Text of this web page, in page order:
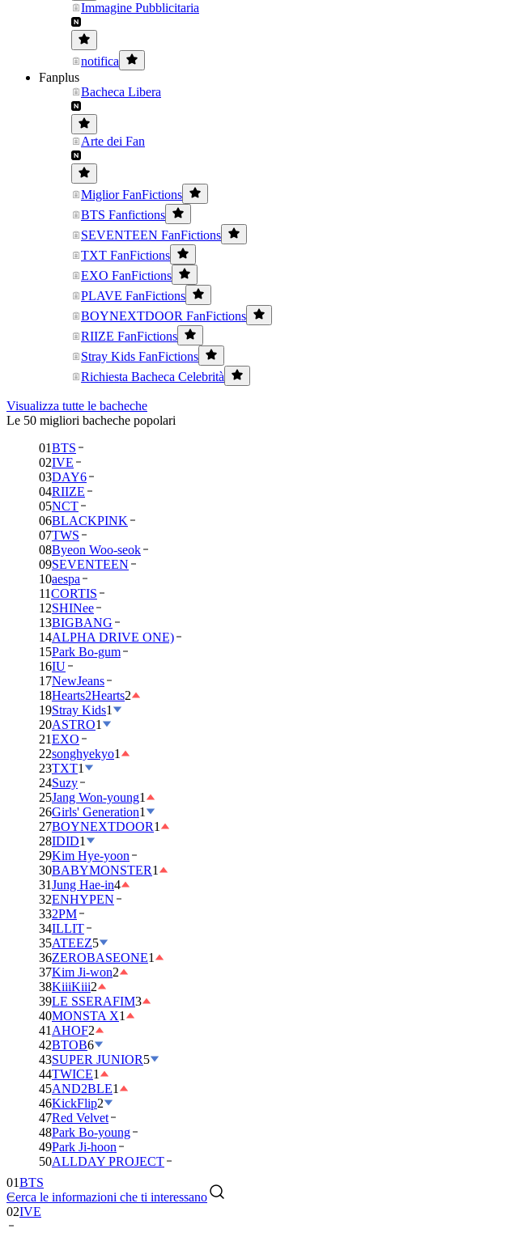
Immagine Pubblicitaria
notifica
Fanplus
Bacheca Libera
Arte dei Fan
Miglior FanFictions
BTS Fanfictions
SEVENTEEN FanFictions
TXT FanFictions
EXO FanFictions
PLAVE FanFictions
BOYNEXTDOOR FanFictions
RIIZE FanFictions
Stray Kids FanFictions
Richiesta Bacheca Celebrità
Visualizza tutte le bacheche
Le 50 migliori bacheche popolari
01BTS
02IVE
03DAY6
04RIIZE
05NCT
06BLACKPINK
07TWS
08Byeon Woo-seok
09SEVENTEEN
10aespa
11CORTIS
12SHINee
13BIGBANG
14ALPHA DRIVE ONE)
15Park Bo-gum
16IU
17NewJeans
18Hearts2Hearts2
19Stray Kids1
20ASTRO1
21EXO
22songhyekyo1
23TXT1
24Suzy
25Jang Won-young1
26Girls' Generation1
27BOYNEXTDOOR1
28IDID1
29Kim Hye-yoon
30BABYMONSTER1
31Jung Hae-in4
32ENHYPEN
332PM
34ILLIT
35ATEEZ5
36ZEROBASEONE1
37Kim Ji-won2
38KiiiKiii2
39LE SSERAFIM3
40MONSTA X1
41 AHOF2
42BTOB6
43SUPER JUNIOR5
44TWICE1
45AND2BLE1
46KickFlip2
47Red Velvet
48Park Bo-young
49Park Ji-hoon
50ALLDAY PROJECT
Cerca le informazioni che ti interessano
01BTS
02IVE